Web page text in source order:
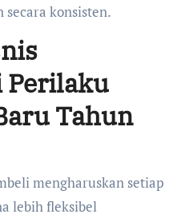
secara konsisten.
Perilaku
Tahun
mengharuskan setiap
lebih fleksibel